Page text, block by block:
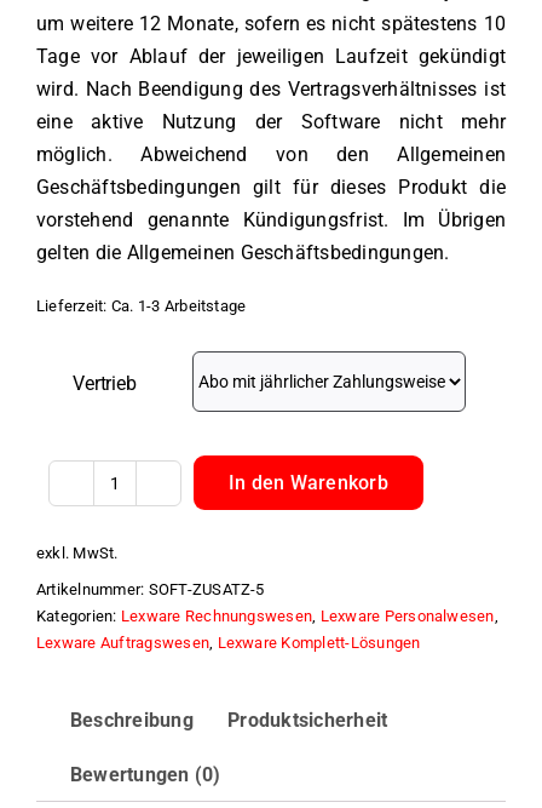
um weitere 12 Monate, sofern es nicht spätestens 10
Tage vor Ablauf der jeweiligen Laufzeit gekündigt
wird. Nach Beendigung des Vertragsverhältnisses ist
eine aktive Nutzung der Software nicht mehr
möglich. Abweichend von den Allgemeinen
Geschäftsbedingungen gilt für dieses Produkt die
vorstehend genannte Kündigungsfrist. Im Übrigen
gelten die Allgemeinen Geschäftsbedingungen.
Lieferzeit: Ca. 1-3 Arbeitstage
Vertrieb
Lexware
für
5
User
In den Warenkorb
exkl. MwSt.
Artikelnummer: SOFT-ZUSATZ-5
Kategorien: Lexware Rechnungswesen Lexware Personalwesen
Lexware Auftragswesen Lexware Komplett-Lösungen
Beschreibung Produktsicherheit
Bewertungen (0)